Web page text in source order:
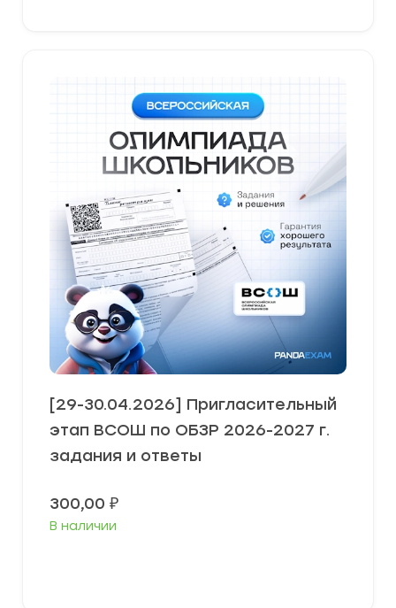
[29-30.04.2026] Пригласительный
этап ВСОШ по ОБЗР 2026-2027 г.
задания и ответы
300,00 ₽
В наличии